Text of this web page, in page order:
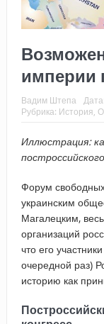
империи
Вадим Штепа Дата:
Рубрика: История
Иллюстрация:
Форум
украинским
Магалецким,
организаций
что его
очередной раз)
историю как